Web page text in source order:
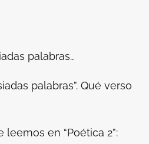
palabras…
palabras”. Qué verso
en “Poética 2”: